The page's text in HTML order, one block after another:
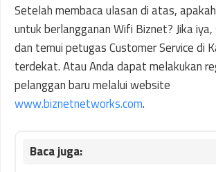
Setelah membaca ulasan di atas,
untuk berlangganan Wifi Biznet? Jika
dan temui petugas Customer Service di
terdekat. Atau Anda dapat melakukan
pelanggan baru melalui website
www.biznetnetworks.com.